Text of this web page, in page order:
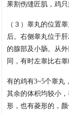
果割伤缝匠肌，鸡
（３）睾丸的位置
后。右侧睾丸位于
的腺部及小肠。从
同，有时左睾比右
有的鸡有3~5个睾丸
其余的体积均较小
形，也有菱形的，